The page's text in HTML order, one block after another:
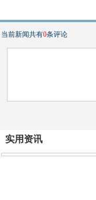
当前新闻共有0条评论
实用资讯